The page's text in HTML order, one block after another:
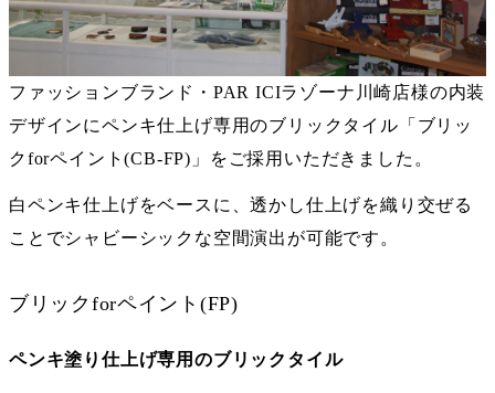
ファッションブランド・PAR ICIラゾーナ川崎店様の内装
デザインにペンキ仕上げ専用のブリックタイル「ブリッ
クforペイント(CB-FP)」をご採用いただきました。
白ペンキ仕上げをベースに、透かし仕上げを織り交ぜる
ことでシャビーシックな空間演出が可能です。
ブリックforペイント(FP)
ペンキ塗り仕上げ専用のブリックタイル